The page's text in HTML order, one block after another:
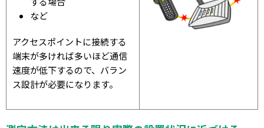
など
アクセスポイントに接続する
端末が多ければ多いほど通信
速度が低下するので、バラン
ス設計が必要になります。